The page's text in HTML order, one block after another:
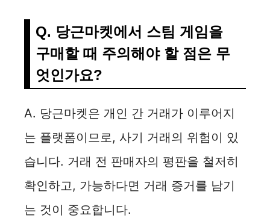
Q. 당근마켓에서 스팀 게임을
구매할 때 주의해야 할 점은 무
엇인가요?
A. 당근마켓은 개인 간 거래가 이루어지
는 플랫폼이므로, 사기 거래의 위험이 있
습니다. 거래 전 판매자의 평판을 철저히
확인하고, 가능하다면 거래 증거를 남기
는 것이 중요합니다.